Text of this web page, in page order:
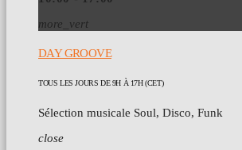
more_vert
DAY GROOVE
TOUS LES JOURS DE 9H À 17H (CET)
Sélection musicale Soul, Disco, Funk
close